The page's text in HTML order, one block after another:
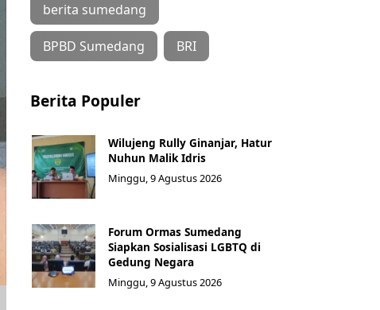
berita sumedang
BPBD Sumedang BRI
Berita Populer
Wilujeng Rully Ginanjar, Hatur
Nuhun Malik Idris
Minggu, 9 Agustus 2026
Forum Ormas Sumedang
Siapkan Sosialisasi LGBTQ di
Gedung Negara
Minggu, 9 Agustus 2026